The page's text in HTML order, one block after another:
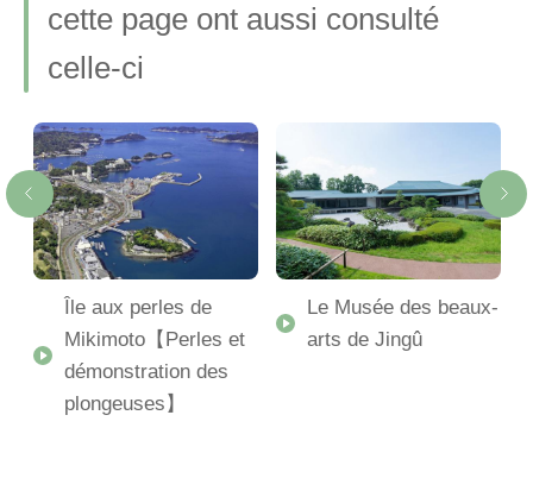
cette page ont aussi consulté
celle-ci
Île aux perles de
Mikimoto【Perles et
démonstration des
plongeuses】
Le Musée des beaux-
arts de Jingû